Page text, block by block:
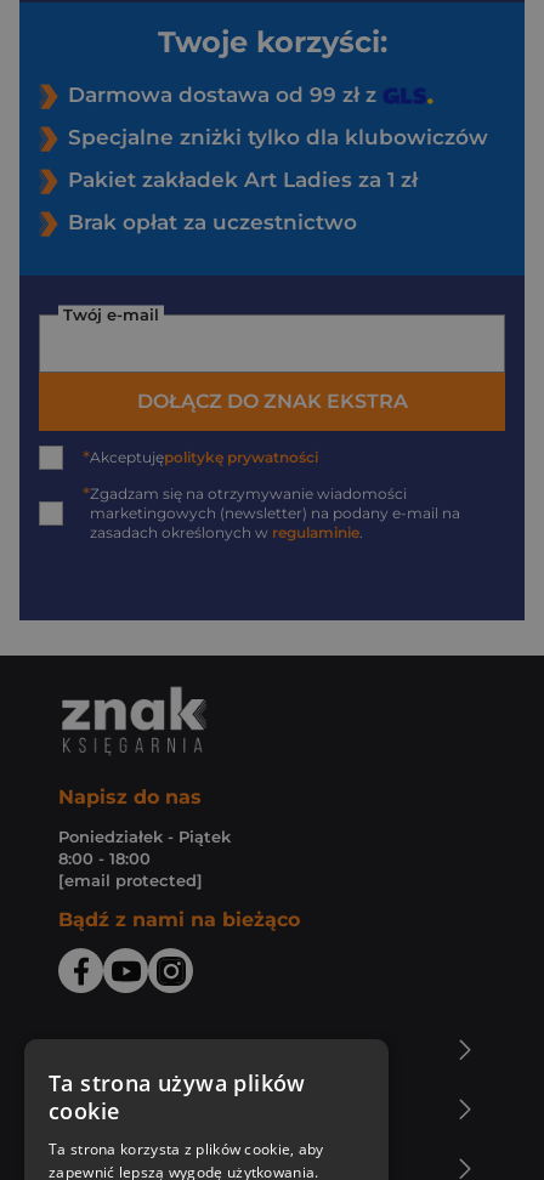
Twoje korzyści:
Darmowa dostawa od 99 zł z
Specjalne zniżki tylko dla klubowiczów
Pakiet zakładek Art Ladies za 1 zł
Brak opłat za uczestnictwo
Twój e-mail
DOŁĄCZ DO ZNAK EKSTRA
*Akceptujępolitykę prywatności
*Zgadzam się na otrzymywanie wiadomości
marketingowych (newsletter) na podany e-mail na
zasadach określonych w regulaminie.
Napisz do nas
Poniedziałek - Piątek
8:00 - 18:00
[email protected]
Bądź z nami na bieżąco
Zakupy u nas
Nasza oferta
Ta strona używa plików
cookie
Ta strona korzysta z plików cookie, aby
zapewnić lepszą wygodę użytkowania.